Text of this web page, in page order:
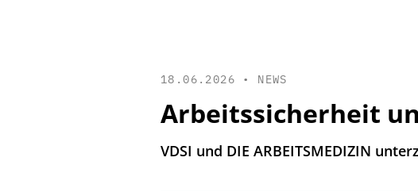
18.06.2026 • NEWS
Arbeitssicherheit
VDSI und DIE ARBEITSMEDIZIN